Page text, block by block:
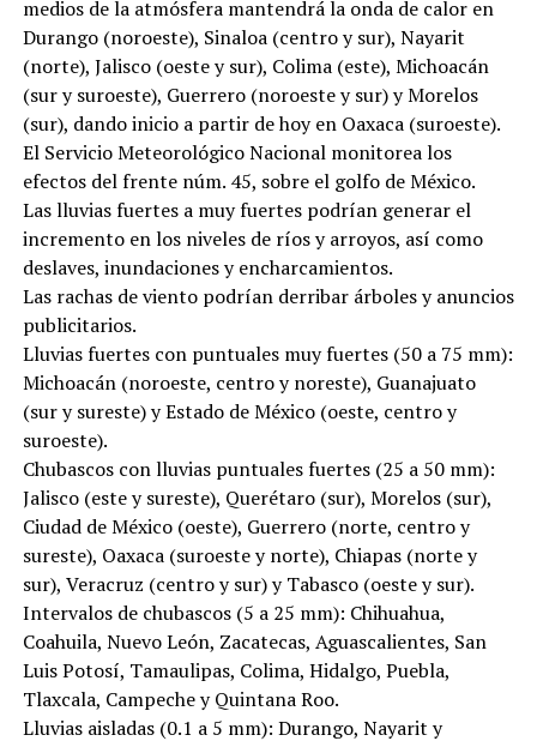
medios de la atmósfera mantendrá la onda de calor en
Durango (noroeste), Sinaloa (centro y sur), Nayarit
(norte), Jalisco (oeste y sur), Colima (este), Michoacán
(sur y suroeste), Guerrero (noroeste y sur) y Morelos
(sur), dando inicio a partir de hoy en Oaxaca (suroeste).
El Servicio Meteorológico Nacional monitorea los
efectos del frente núm. 45, sobre el golfo de México.
Las lluvias fuertes a muy fuertes podrían generar el
incremento en los niveles de ríos y arroyos, así como
deslaves, inundaciones y encharcamientos.
Las rachas de viento podrían derribar árboles y anuncios
publicitarios.
Lluvias fuertes con puntuales muy fuertes (50 a 75 mm):
Michoacán (noroeste, centro y noreste), Guanajuato
(sur y sureste) y Estado de México (oeste, centro y
suroeste).
Chubascos con lluvias puntuales fuertes (25 a 50 mm):
Jalisco (este y sureste), Querétaro (sur), Morelos (sur),
Ciudad de México (oeste), Guerrero (norte, centro y
sureste), Oaxaca (suroeste y norte), Chiapas (norte y
sur), Veracruz (centro y sur) y Tabasco (oeste y sur).
Intervalos de chubascos (5 a 25 mm): Chihuahua,
Coahuila, Nuevo León, Zacatecas, Aguascalientes, San
Luis Potosí, Tamaulipas, Colima, Hidalgo, Puebla,
Tlaxcala, Campeche y Quintana Roo.
Lluvias aisladas (0.1 a 5 mm): Durango, Nayarit y